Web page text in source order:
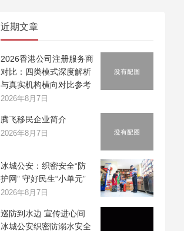
近期文章
2026香港公司注册服务商
对比：四类模式深度解析
与真实机构横向对比参考
2026年8月7日
腾飞移民企业简介
2026年8月7日
冰城公安：织密安全“防
护网” 守好民生“小单元”
2026年8月7日
巡防到水边 宣传进心间
冰城公安织密防溺水安全